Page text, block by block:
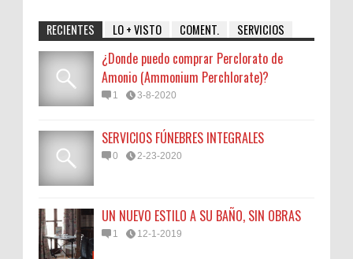
RECIENTES LO + VISTO COMENT. SERVICIOS
¿Donde puedo comprar Perclorato de
Amonio (Ammonium Perchlorate)?
1 3-8-2020
SERVICIOS FÚNEBRES INTEGRALES
0 2-23-2020
UN NUEVO ESTILO A SU BAÑO, SIN OBRAS
1 12-1-2019